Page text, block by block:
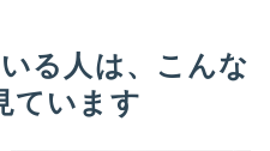
る人は、こんな
ています